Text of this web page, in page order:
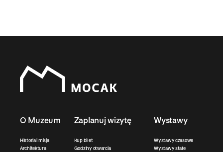
O Muzeum
Historia i misja
Architektura
Zaplanuj wizytę
Kup bilet
Godziny otwarcia
Wystawy
Wystawy czasowe
Wystawy stałe